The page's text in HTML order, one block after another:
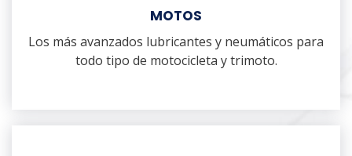
MOTOS
Los más avanzados lubricantes y neumáticos para
todo tipo de motocicleta y trimoto.